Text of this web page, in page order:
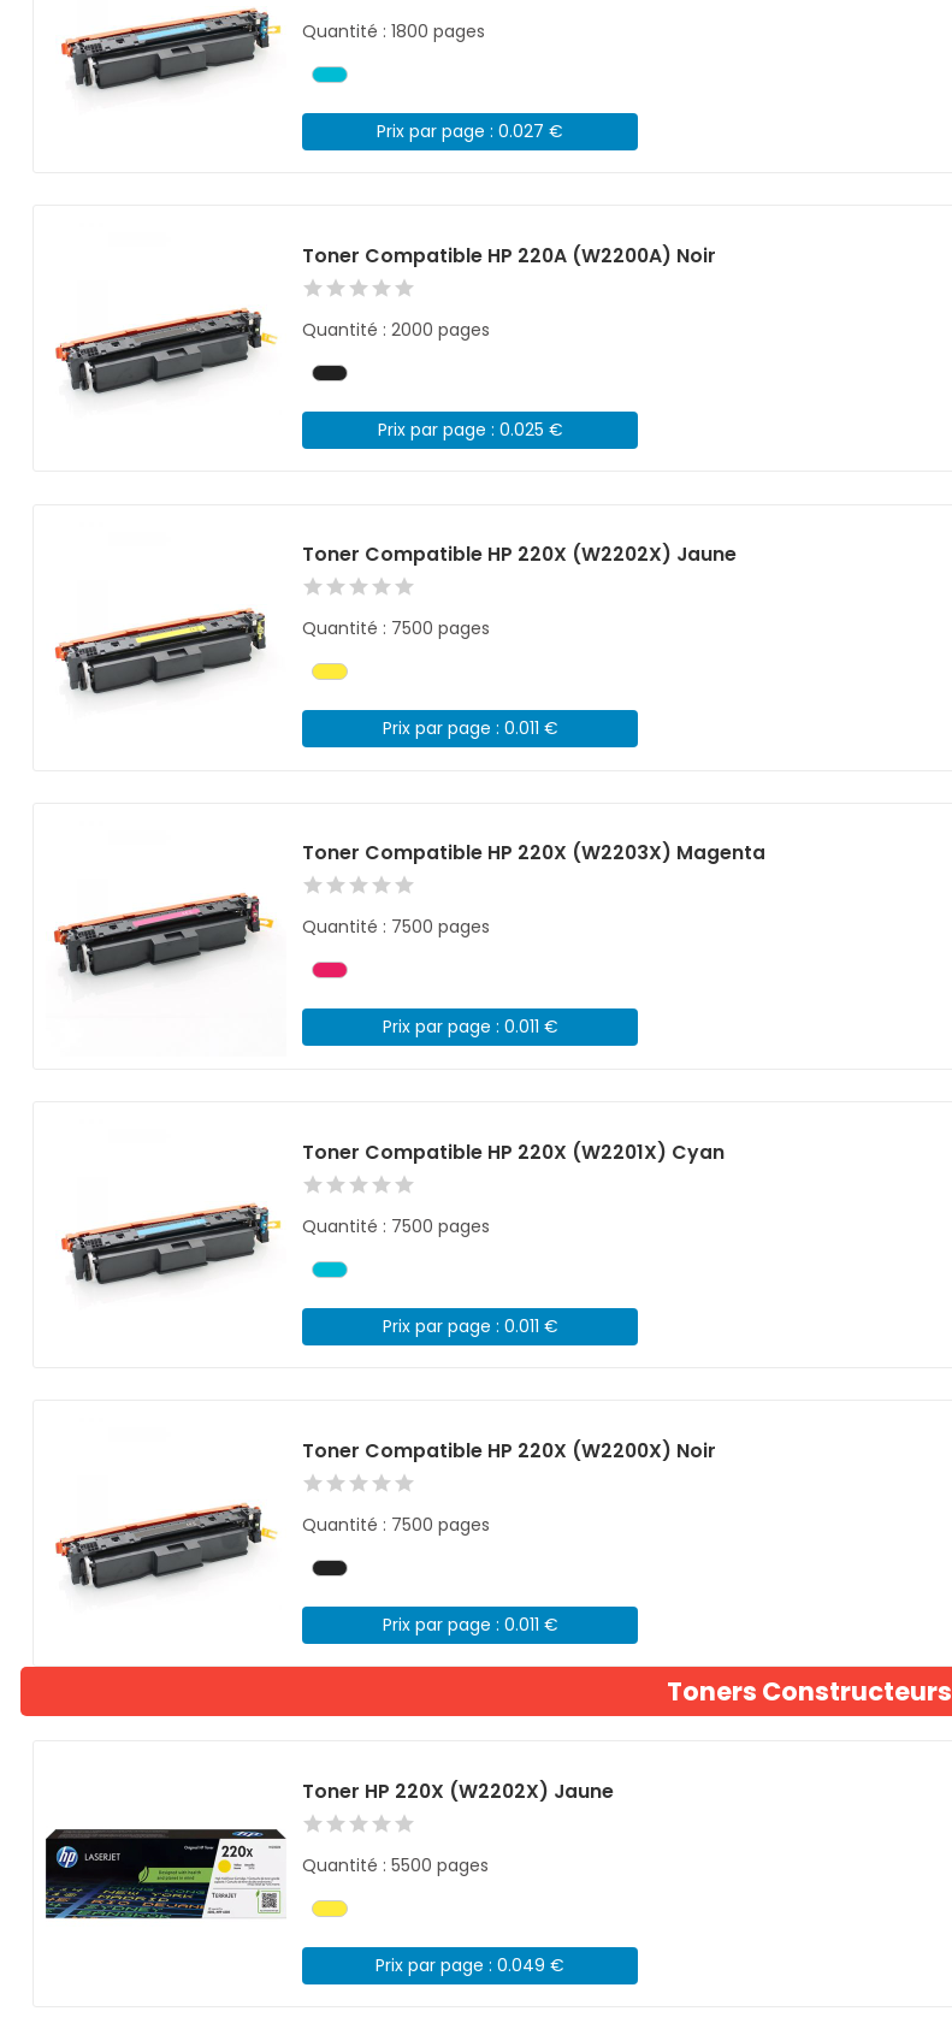
Quantité : 1800 pages
Prix par page : 0.027 €
Toner Compatible HP 220A (W2200A) Noir
Quantité : 2000 pages
Prix par page : 0.025 €
Toner Compatible HP 220X (W2202X) Jaune
Quantité : 7500 pages
Prix par page : 0.011 €
Toner Compatible HP 220X (W2203X) Magenta
Quantité : 7500 pages
Prix par page : 0.011 €
Toner Compatible HP 220X (W2201X) Cyan
Quantité : 7500 pages
Prix par page : 0.011 €
Toner Compatible HP 220X (W2200X) Noir
Quantité : 7500 pages
Prix par page : 0.011 €
Toners Constructeurs
Toner HP 220X (W2202X) Jaune
Quantité : 5500 pages
Prix par page : 0.049 €